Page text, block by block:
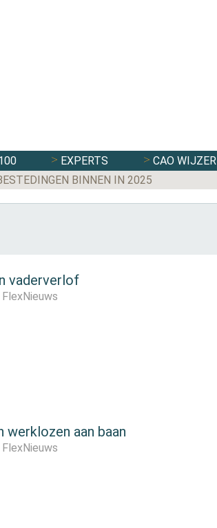
EXPERTS CAO WIJZER
BINNEN IN 2025
vaderverlof
werklozen aan baan